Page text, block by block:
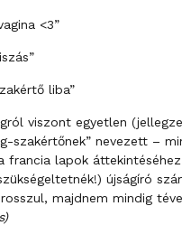
<3”
liba”
viszont egyetlen
szakértőnek” nevezett –
francia lapok
újságíró
majdnem mindig